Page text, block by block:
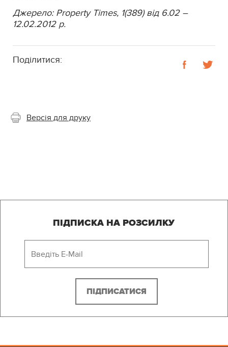
Джерело: Property Times, 1(389) від 6.02 –
12.02.2012 р.
Поділитися:
Версія для друку
ПІДПИСКА НА РОЗСИЛКУ